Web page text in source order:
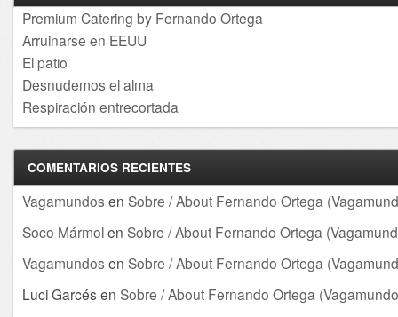
Premium Catering by Fernando Ortega
Arruinarse en EEUU
El patio
Desnudemos el alma
Respiración entrecortada
COMENTARIOS RECIENTES
Vagamundos en Sobre / About Fernando Ortega
Soco Mármolen Sobre / About Fernando Ortega
Vagamundos en Sobre / About Fernando Ortega
Luci Garcés en Sobre / About Fernando Ortega